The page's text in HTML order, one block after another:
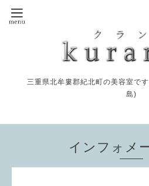
三重県北牟婁郡紀北町の美容室で
島)
インフォメ